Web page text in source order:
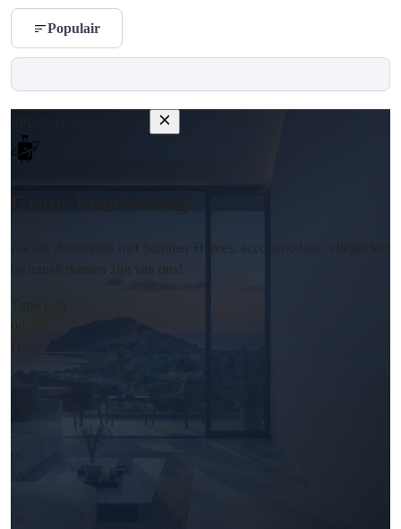
Populair
Zie uw droomhuis met Summer Homes; accommodatie, vliegticket
en transferkosten zijn van ons!
00
:
00
Min
:
00